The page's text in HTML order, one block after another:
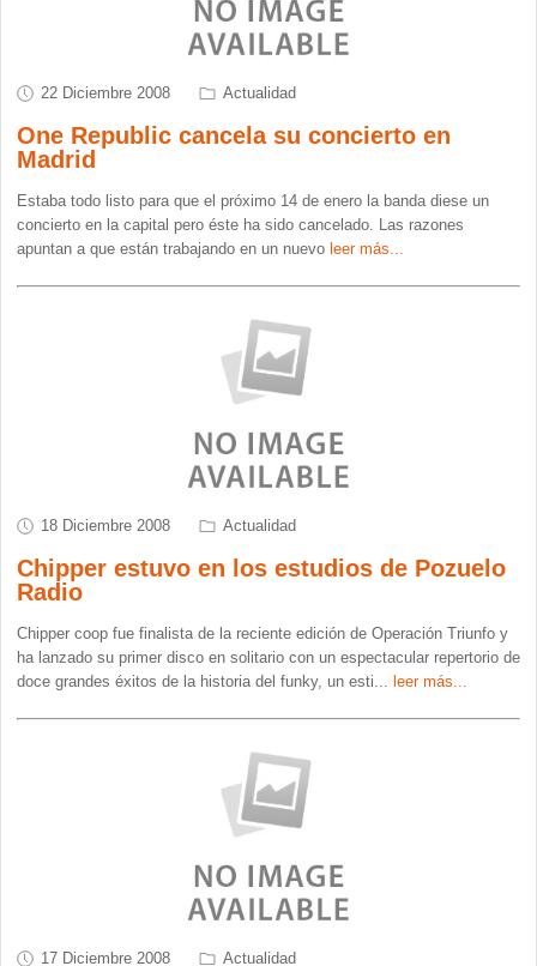
22 Diciembre 2008 Actualidad
One Republic cancela su concierto en
Madrid
Estaba todo listo para que el próximo 14 de enero la banda diese un
concierto en la capital pero éste ha sido cancelado. Las razones
apuntan a que están trabajando en un nuevo leer más...
18 Diciembre 2008 Actualidad
Chipper estuvo en los estudios de Pozuelo
Radio
Chipper coop fue finalista de la reciente edición de Operación Triunfo y
ha lanzado su primer disco en solitario con un espectacular repertorio de
doce grandes éxitos de la historia del funky, un esti
leer más...
17 Diciembre 2008 Actualidad